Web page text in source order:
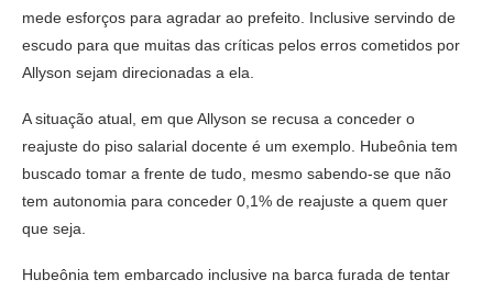
mede esforços para agradar ao prefeito. Inclusive servindo de
escudo para que muitas das críticas pelos erros cometidos por
Allyson sejam direcionadas a ela.
A situação atual, em que Allyson se recusa a conceder o
reajuste do piso salarial docente é um exemplo. Hubeônia tem
buscado tomar a frente de tudo, mesmo sabendo-se que não
tem autonomia para conceder 0,1% de reajuste a quem quer
que seja.
Hubeônia tem embarcado inclusive na barca furada de tentar